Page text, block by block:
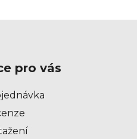
pro vás